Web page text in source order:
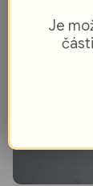
Je